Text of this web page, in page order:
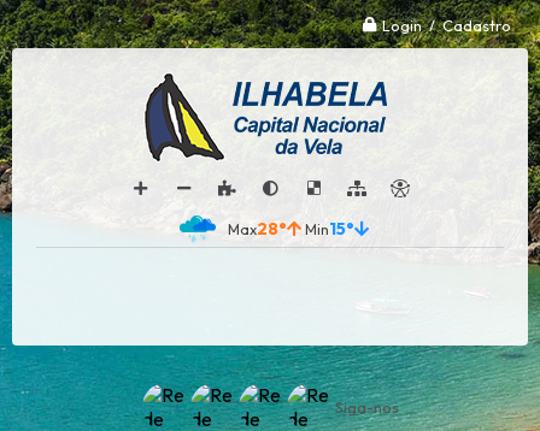
Login / Cadastro
28° 15°
Siga-nos